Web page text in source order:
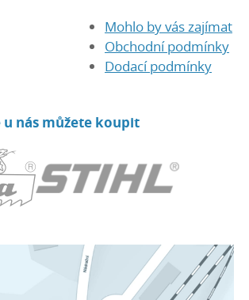
Mohlo by vás zajímat
Obchodní podmínky
Dodací podmínky
nás můžete koupit